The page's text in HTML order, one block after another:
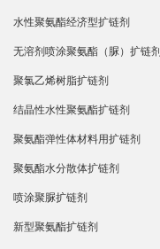
水性聚氨酯经济型扩链剂
无溶剂喷涂聚氨酯（脲）扩链剂
聚氯乙烯树脂扩链剂
结晶性水性聚氨酯扩链剂
聚氨酯弹性体材料用扩链剂
聚氨酯水分散体扩链剂
喷涂聚脲扩链剂
新型聚氨酯扩链剂